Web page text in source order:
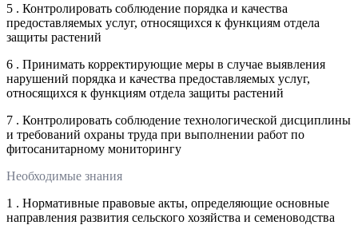
5 . Контролировать соблюдение порядка и качества
предоставляемых услуг, относящихся к функциям отдела
защиты растений
6 . Принимать корректирующие меры в случае выявления
нарушений порядка и качества предоставляемых услуг,
относящихся к функциям отдела защиты растений
7 . Контролировать соблюдение технологической дисциплины
и требований охраны труда при выполнении работ по
фитосанитарному мониторингу
Необходимые знания
1 . Нормативные правовые акты, определяющие основные
направления развития сельского хозяйства и семеноводства